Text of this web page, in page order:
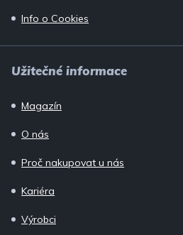
Info o Cookies
Užitečné informace
Magazín
O nás
Proč nakupovat u nás
Kariéra
Výrobci